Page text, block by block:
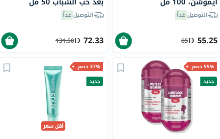
التوصيلغداً
55.25
65
التوصيلغداً
72.33
131.50
55% خصم
جديد
37% خصم
جديد
أقل سعر